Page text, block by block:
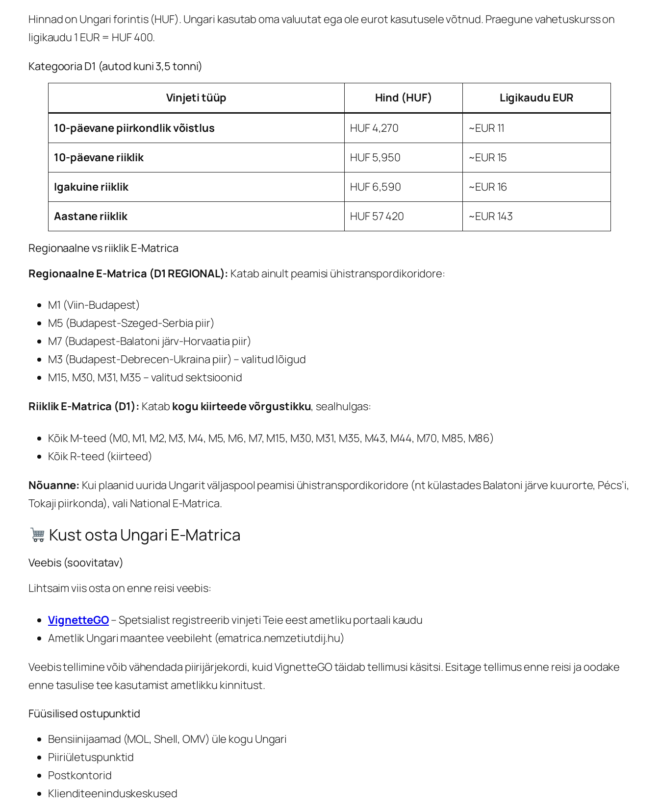
Hinnad on Ungari forintis (HUF). Ungari kasutab oma valuutat ega ole eurot kasutusele võtnud. Praegune vahetuskurss on
ligikaudu 1 EUR = HUF 400.
Kategooria D1 (autod kuni 3,5 tonni)
Vinjeti tüüp Hind (HUF) Ligikaudu EUR
10-päevane piirkondlik võistlus HUF 4,270
~EUR 11
10-päevane riiklik
HUF 5,950
~EUR 15
Igakuine riiklik
HUF 6,590
~EUR 16
Aastane riiklik
HUF 57 420 ~EUR 143
Regionaalne vs riiklik E-Matrica
Regionaalne E-Matrica (D1 REGIONAL): Katab ainult peamisi ühistranspordikoridore:
M1 (Viin-Budapest)
M5 (Budapest-Szeged-Serbia piir)
M7 (Budapest-Balatoni järv-Horvaatia piir)
M3 (Budapest-Debrecen-Ukraina piir) – valitud lõigud
M15, M30, M31, M35 – valitud sektsioonid
Riiklik E-Matrica (D1): Katab kogu kiirteede võrgustikku, sealhulgas:
Kõik M-teed (M0, M1, M2, M3, M4, M5, M6, M7, M15, M30, M31, M35, M43, M44, M70, M85, M86)
Kõik R-teed (kiirteed)
Nõuanne: Kui plaanid uurida Ungarit väljaspool peamisi ühistranspordikoridore (nt külastades Balatoni järve kuurorte, Pécs’i,
Tokaji piirkonda), vali National E-Matrica.
Kust osta Ungari E-Matrica
Veebis (soovitatav)
Lihtsaim viis osta on enne reisi veebis:
VignetteGO– Spetsialist registreerib vinjeti Teie eest ametliku portaali kaudu
Ametlik Ungari maantee veebileht (ematrica.nemzetiutdij.hu)
Veebis tellimine võib vähendada piirijärjekordi, kuid VignetteGO täidab tellimusi käsitsi. Esitage tellimus enne reisi ja oodake
enne tasulise tee kasutamist ametlikku kinnitust.
Füüsilised ostupunktid
Bensiinijaamad (MOL, Shell, OMV) üle kogu Ungari
Piiriületuspunktid
Postkontorid
Klienditeeninduskeskused